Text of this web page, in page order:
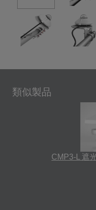
類似製品
CMP3-L 遮